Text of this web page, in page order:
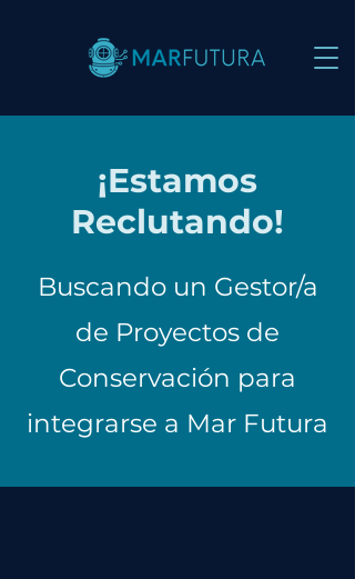
¡Estamos
Reclutando!
Buscando un Gestor/a
de Proyectos de
Conservación para
integrarse a Mar Futura